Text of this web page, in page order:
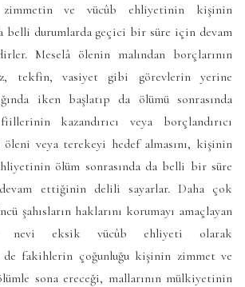
ve vücûb ehliyetinin kişinin
belli durumlarda geçici bir süre için devam
Meselâ ölenin malından borçlarının
tekfin, vasiyet gibi görevlerin yerine
iken başlatıp da ölümü sonrasında
kazandırıcı veya borçlandırıcı
veya terekeyi hedef almasını, kişinin
ölüm sonrasında da belli bir süre
ettiğinin delili sayarlar. Daha çok
şahısların haklarını korumayı amaçlayan
eksik vücûb ehliyeti olarak
fakihlerin çoğunluğu kişinin zimmet ve
sona ereceği, mallarının mülkiyetinin